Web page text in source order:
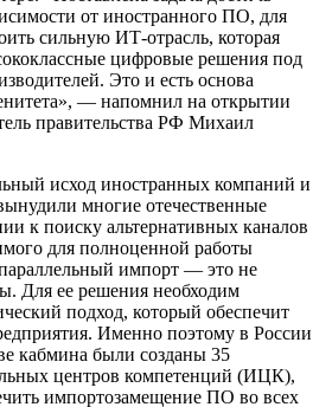
от иностранного ПО, для
сильную ИТ-отрасль, которая
цифровые решения под
Это и есть основа
— напомнил на открытии
правительства РФ Михаил
исход иностранных компаний и
многие отечественные
к поиску альтернативных каналов
для полноценной работы
импорт — это не
Для ее решения необходим
подход, который обеспечит
Именно поэтому в России
кабмина были созданы 35
центров компетенций (ИЦК),
импортозамещение ПО во всех